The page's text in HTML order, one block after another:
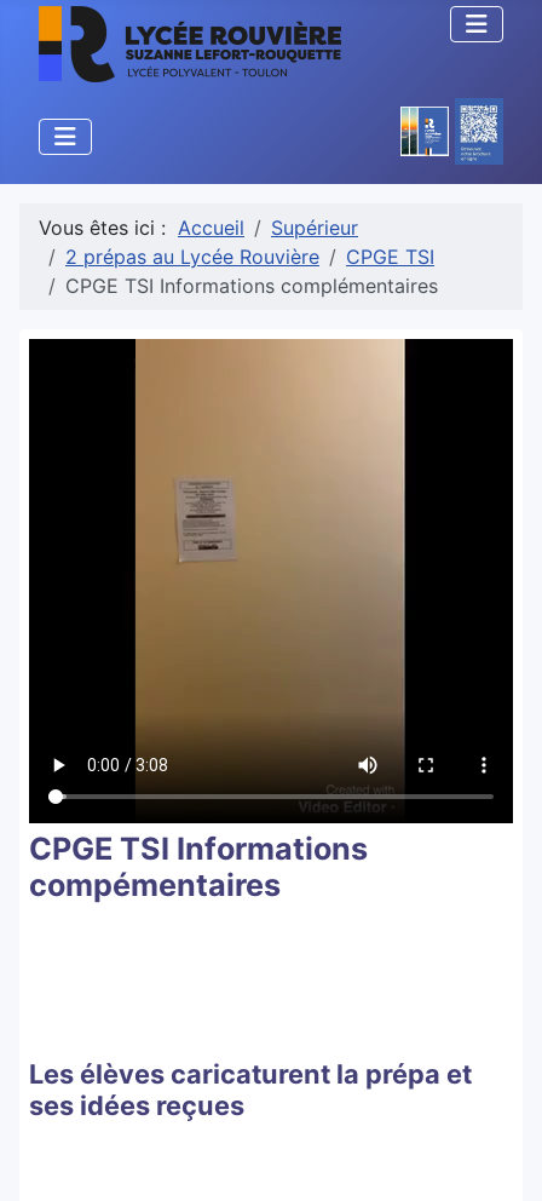
Vous êtes ici : Accueil
Supérieur
2 prépas au Lycée Rouvière
CPGE TSI
CPGE TSI Informations complémentaires
CPGE TSI Informations
compémentaires
Les élèves caricaturent la prépa et
ses idées reçues